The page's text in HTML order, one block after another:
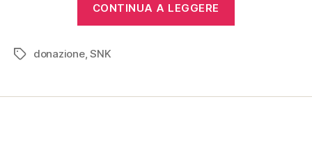
CONTINUA A LEGGERE
Tag donazione,SNK